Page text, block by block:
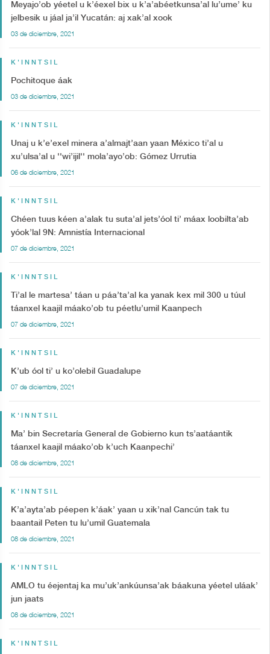
Meyajo’ob yéetel u k’éexel bix u k’a’abéetkunsa’al lu’ume’ ku
jelbesik u jáal ja’il Yucatán: aj xak’al xook
03 de diciembre, 2021
K'INNTSIL
Pochitoque áak
03 de diciembre, 2021
K'INNTSIL
Unaj u k’e’exel minera a’almajt’aan yaan México ti’al u
xu’ulsa’al u ''wi’ijil'' mola’ayo’ob: Gómez Urrutia
06 de diciembre, 2021
K'INNTSIL
Chéen tuus kéen a’alak tu suta’al jets’óol ti’ máax loobilta’ab
yóok’lal 9N: Amnistía Internacional
07 de diciembre, 2021
K'INNTSIL
Ti’al le martesa’ táan u páa’ta’al ka yanak kex mil 300 u túul
táanxel kaajil máako’ob tu péetlu’umil Kaanpech
07 de diciembre, 2021
K'INNTSIL
K’ub óol ti’ u ko’olebil Guadalupe
07 de diciembre, 2021
K'INNTSIL
Ma’ bin Secretaría General de Gobierno kun ts’aatáantik
táanxel kaajil máako’ob k’uch Kaanpechi’
08 de diciembre, 2021
K'INNTSIL
K’a’ayta’ab péepen k’áak’ yaan u xik’nal Cancún tak tu
baantail Peten tu lu’umil Guatemala
08 de diciembre, 2021
K'INNTSIL
AMLO tu éejentaj ka mu’uk’ankúunsa’ak báakuna yéetel uláak’
jun jaats
08 de diciembre, 2021
K'INNTSIL